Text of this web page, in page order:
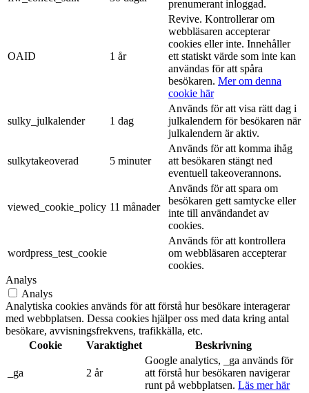
prenumerant inloggad.
OAID 1 år
Revive. Kontrollerar om
webbläsaren accepterar
cookies eller inte. Innehåller
ett statiskt värde som inte kan
användas för att spåra
besökaren. Mer om denna
cookie här
sulky_julkalender 1 dag
Används för att visa rätt dag i
julkalendern för besökaren när
julkalendern är aktiv.
sulkytakeoverad 5 minuter
Används för att komma ihåg
att besökaren stängt ned
eventuell takeoverannons.
viewed_cookie_policy 11 månader
Används för att spara om
besökaren gett samtycke eller
inte till användandet av
cookies.
wordpress_test_cookie
Används för att kontrollera
om webbläsaren accepterar
cookies.
Analys
Analys
Analytiska cookies används för att förstå hur besökare interagerar
med webbplatsen. Dessa cookies hjälper oss med data kring antal
besökare, avvisningsfrekvens, trafikkälla, etc.
Cookie
Varaktighet Beskrivning
_ga 2 år
Google analytics, _ga används för
att förstå hur besökaren navigerar
runt på webbplatsen. Läs mer här